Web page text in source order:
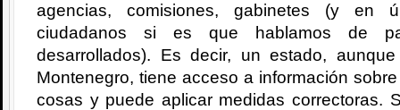
agencias, comisiones, gabinetes (y en
ciudadanos si es que hablamos de
desarrollados). Es decir, un estado,
Montenegro, tiene acceso a información
cosas y puede aplicar medidas correctoras.